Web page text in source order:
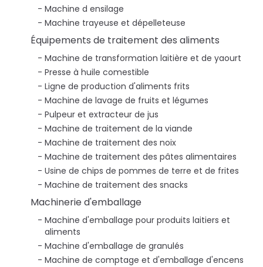
Machine d ensilage
Machine trayeuse et dépelleteuse
Équipements de traitement des aliments
Machine de transformation laitière et de yaourt
Presse à huile comestible
Ligne de production d'aliments frits
Machine de lavage de fruits et légumes
Pulpeur et extracteur de jus
Machine de traitement de la viande
Machine de traitement des noix
Machine de traitement des pâtes alimentaires
Usine de chips de pommes de terre et de frites
Machine de traitement des snacks
Machinerie d'emballage
Machine d'emballage pour produits laitiers et
aliments
Machine d'emballage de granulés
Machine de comptage et d'emballage d'encens